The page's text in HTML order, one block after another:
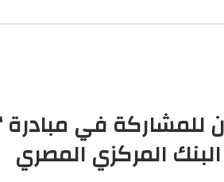
للمشاركة في
المركزي المصري